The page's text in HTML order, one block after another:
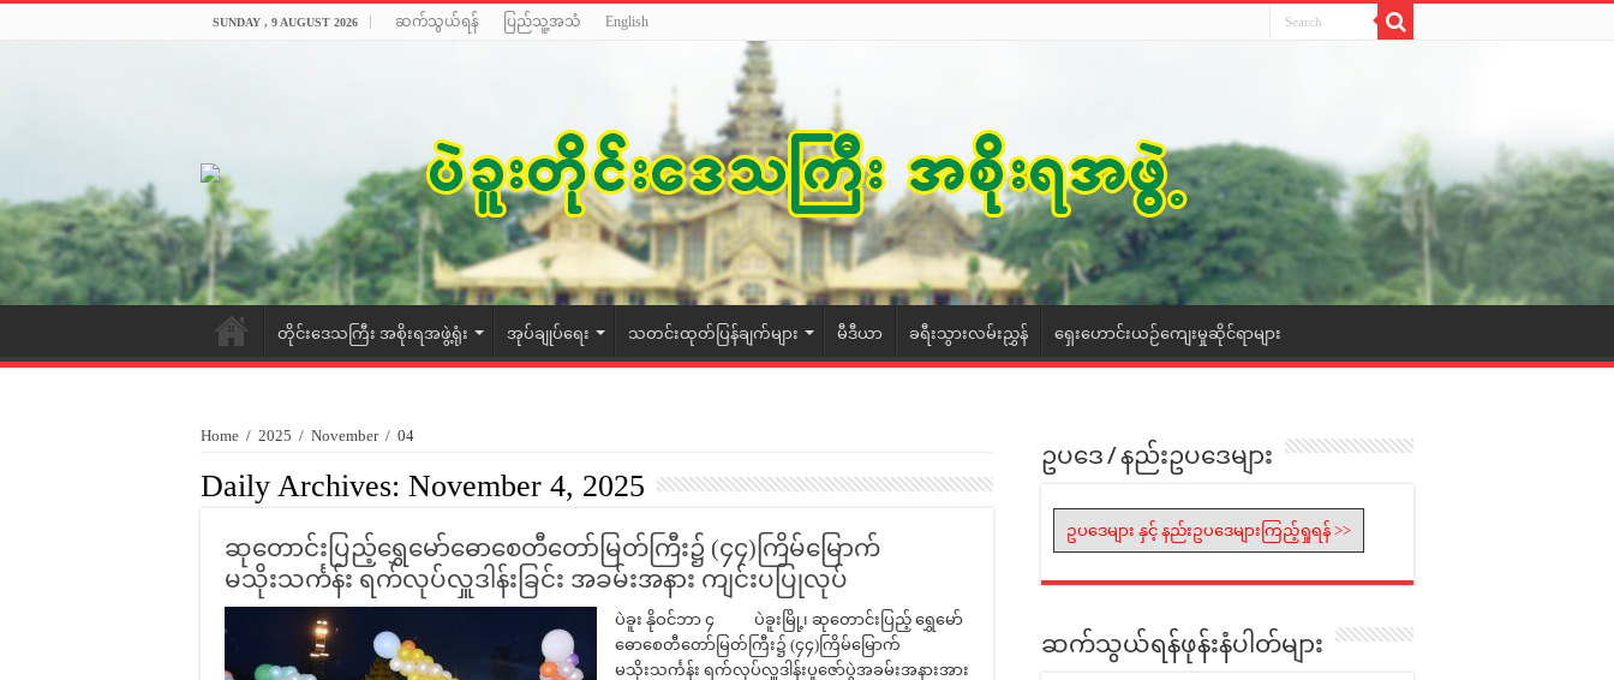
SUNDAY , 9 AUGUST 2026 ဆက်သွယ်ရန် ပြည်သူ့အသံ English
တိုင်းဒေသကြီး အစိုးရအဖွဲ့ရုံး အုပ်ချုပ်ရေး သတင်းထုတ်ပြန်ချက်များ မီဒီယာ ခရီးသွားလမ်းညွှန် ရှေးဟောင်းယဉ်ကျေးမှုဆိုင်ရာများ
Home / 2025 / November / 04
Daily Archives: November 4, 2025
ဆုတောင်းပြည့်ရွှေမော်ဓောစေတီတော်မြတ်ကြီး၌ (၄၄)ကြိမ်မြောက်
မသိုးသင်္ကန်း ရက်လုပ်လှူဒါန်းခြင်း အခမ်းအနား ကျင်းပပြုလုပ်
ပဲခူး နိုဝင်ဘာ ၄ ပဲခူးမြို့၊ ဆုတောင်းပြည့် ရွှေမော်
ဓောစေတီတော်မြတ်ကြီး၌ (၄၄)ကြိမ်မြောက်
မသိုးသင်္ကန်း ရက်လုပ်လှူဒါန်းပူဇော်ပွဲအခမ်းအနားအား
ဥပဒေ / နည်းဥပဒေများ
ဥပဒေများ နှင့် နည်းဥပဒေများကြည့်ရှုရန် >>
ဆက်သွယ်ရန်ဖုန်းနံပါတ်များ